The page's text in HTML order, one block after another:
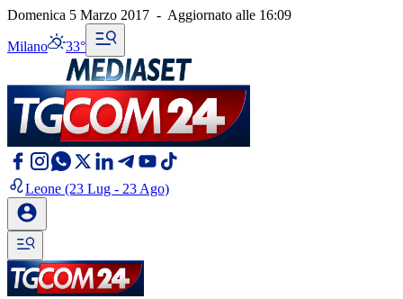
Domenica 5 Marzo 2017 - Aggiornato alle 16:09
Milano 33°
Leone (23 Lug - 23 Ago)